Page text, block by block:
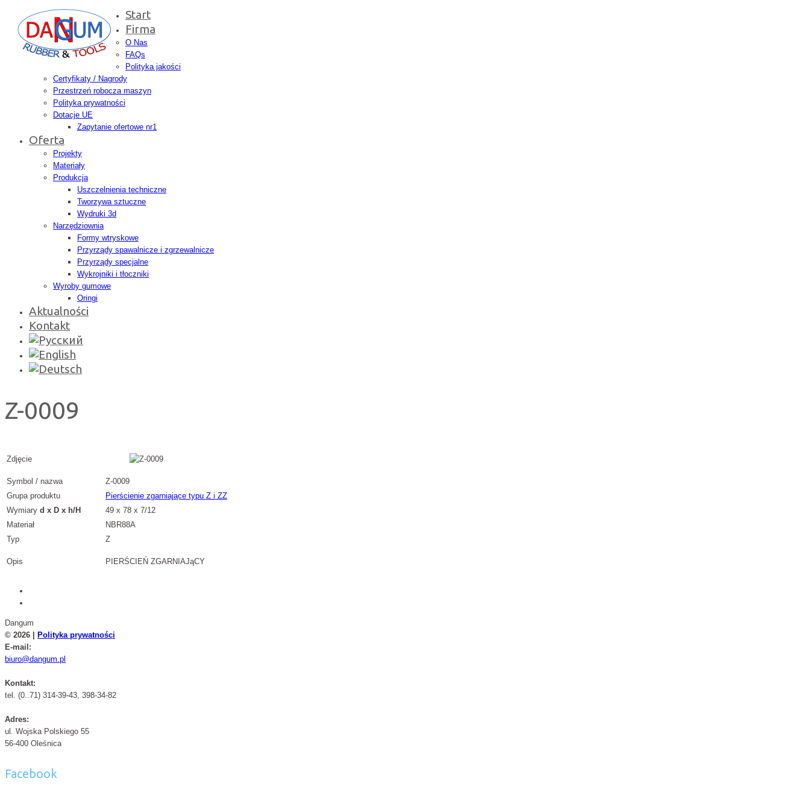
Start
Firma
O Nas
FAQs
Polityka jakości
Certyfikaty / Nagrody
Przestrzeń robocza maszyn
Polityka prywatności
Dotacje UE
Zapytanie ofertowe nr1
Oferta
Projekty
Materiały
Produkcja
Uszczelnienia techniczne
Tworzywa sztuczne
Wydruki 3d
Narzędziownia
Formy wtryskowe
Przyrządy spawalnicze i zgrzewalnicze
Przyrządy specjalne
Wykrojniki i tłoczniki
Wyroby gumowe
Oringi
Aktualności
Kontakt
Z-0009
Zdjęcie
Symbol / nazwa
Z-0009
Grupa produktu
Pierścienie zgarniające typu Z i ZZ
Wymiary d x D x h/H
49 x 78 x 7/12
Materiał
NBR88A
Typ
Z
Opis PIERŚCIEŃ ZGARNIAJąCY
Dangum
© 2026 |
Polityka prywatności
E-mail:
biuro@dangum.pl
Kontakt:
tel. (0..71) 314-39-43, 398-34-82
Adres:
ul. Wojska Polskiego 55
56-400 Oleśnica
Facebook